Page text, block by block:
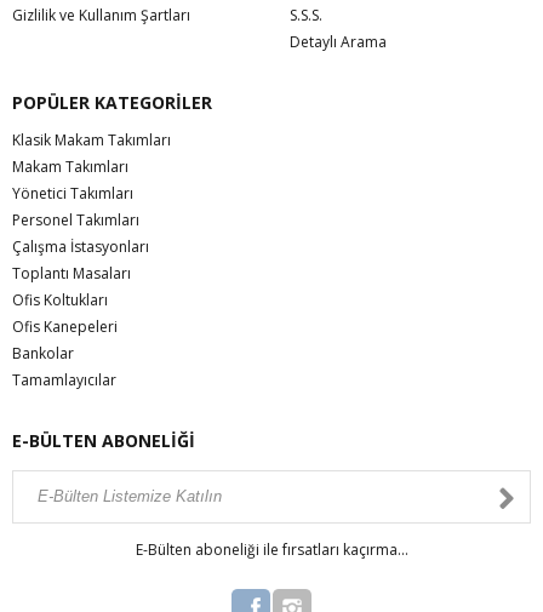
Gizlilik ve Kullanım Şartları
S.S.S.
Detaylı Arama
POPÜLER KATEGORİLER
Klasik Makam Takımları
Makam Takımları
Yönetici Takımları
Personel Takımları
Çalışma İstasyonları
Toplantı Masaları
Ofis Koltukları
Ofis Kanepeleri
Bankolar
Tamamlayıcılar
E-BÜLTEN ABONELİĞİ
E-Bülten aboneliği ile fırsatları kaçırma...